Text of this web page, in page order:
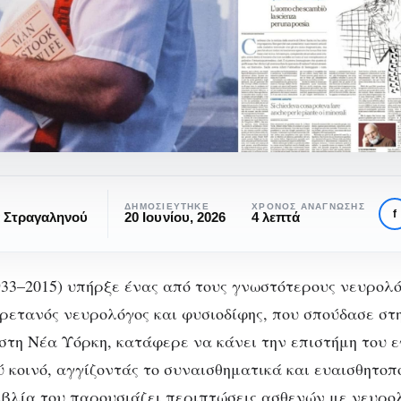
του νευρολόγου
Στραγαληνού
ΔΗΜΟΣΙΕΎΤΗΚΕ
20 Ιουνίου, 2026
ΧΡΌΝΟΣ ΑΝΆΓΝΩΣΗΣ
4 λεπτά f
υπήρξε ένας από τους γνωστότερους
νευρολόγος και φυσιοδίφης, που σπούδασε
Νέα Υόρκη, κατάφερε να κάνει την επιστήμη του
αγγίζοντάς το συναισθηματικά και
του παρουσιάζει περιπτώσεις ασθενών με